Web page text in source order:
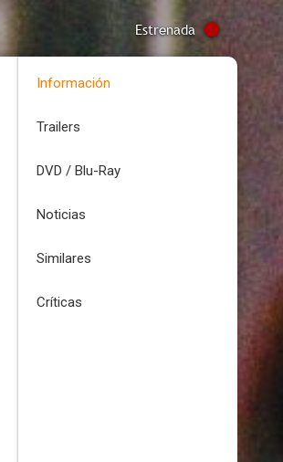
Estrenada
Información
Trailers
DVD / Blu-Ray
Noticias
Similares
Críticas